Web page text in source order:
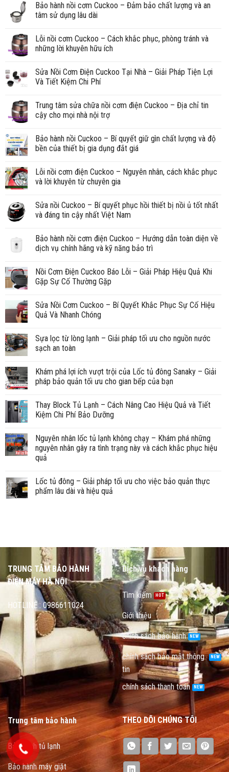
Bảo hành nồi cơm Cuckoo – Đảm bảo chất lượng và an
tâm sử dụng lâu dài
Lỗi nồi cơm Cuckoo – Cách khắc phục, phòng tránh và
những lời khuyên hữu ích
Sửa Nồi Cơm Điện Cuckoo Tại Nhà – Giải Pháp Tiện Lợi
Và Tiết Kiệm Chi Phí
Trung tâm sửa chữa nồi cơm điện Cuckoo – Địa chỉ tin
cậy cho mọi nhà nội trợ
Bảo hành nồi Cuckoo – Bí quyết giữ gìn chất lượng và độ
bền của thiết bị gia dụng đắt giá
Lỗi nồi cơm điện Cuckoo – Nguyên nhân, cách khắc phục
và lời khuyên từ chuyên gia
Sửa nồi Cuckoo – Bí quyết phục hồi thiết bị nồi ủ tốt nhất
và đáng tin cậy nhất Việt Nam
Bảo hành nồi cơm điện Cuckoo – Hướng dẫn toàn diện về
dịch vụ chính hãng và kỹ năng bảo trì
Nồi Cơm Điện Cuckoo Báo Lỗi – Giải Pháp Hiệu Quả Khi
Gặp Sự Cố Thường Gặp
Sửa Nồi Cơm Cuckoo – Bí Quyết Khắc Phục Sự Cố Hiệu
Quả Và Nhanh Chóng
Sựa lọc từ lòng lạnh – Giải pháp tối ưu cho nguồn nước
sạch an toàn
Khám phá lợi ích vượt trội của Lốc tủ đông Sanaky – Giải
pháp bảo quản tối ưu cho gian bếp của bạn
Thay Block Tủ Lạnh – Cách Nâng Cao Hiệu Quả và Tiết
Kiệm Chi Phí Bảo Dưỡng
Nguyên nhân lốc tủ lạnh không chạy – Khám phá những
nguyên nhân gây ra tình trạng này và cách khắc phục hiệu
quả
Lốc tủ đông – Giải pháp tối ưu cho việc bảo quản thực
phẩm lâu dài và hiệu quả
TRUNG TÂM BẢO HÀNH
ĐIỆN MÁY HÀ NỘI
HOTLINE : 0986611024
Dịch vụ khách hàng
Tìm kiếm
Giới thiệu
chính sách bảo hành
chính sách bảo mật thông
tin
chính sách thanh toán
Trung tâm bảo hành
Bảo hành tủ lạnh
Bảo hành máy giặt
THEO DÕI CHÚNG TÔI